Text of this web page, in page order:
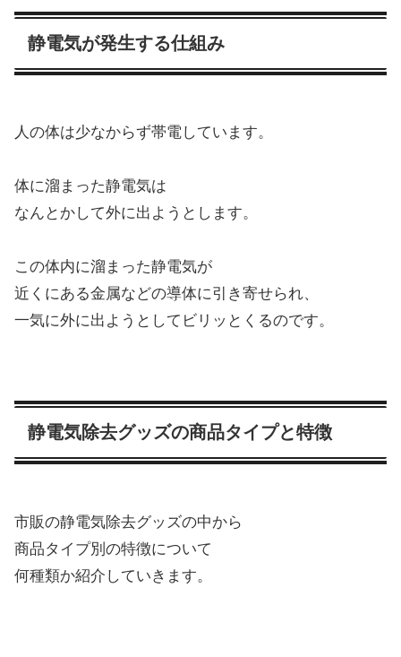
静電気が発生する仕組み
人の体は少なからず帯電しています。
体に溜まった静電気は
なんとかして外に出ようとします。
この体内に溜まった静電気が
近くにある金属などの導体に引き寄せられ、
一気に外に出ようとしてビリッとくるのです。
静電気除去グッズの商品タイプと特徴
市販の静電気除去グッズの中から
商品タイプ別の特徴について
何種類か紹介していきます。